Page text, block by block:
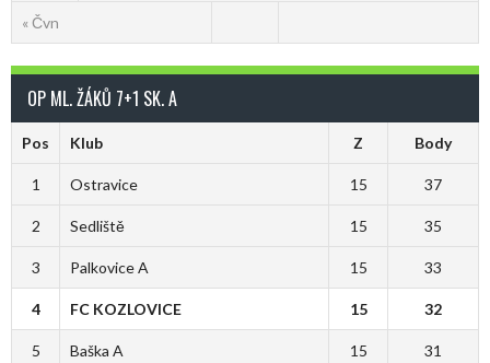
« Čvn
OP ML. ŽÁKŮ 7+1 SK. A
Pos Klub Z Body
1 Ostravice 15 37
2 Sedliště 15 35
3 Palkovice A 15 33
4 FC KOZLOVICE 15 32
5 Baška A 15 31